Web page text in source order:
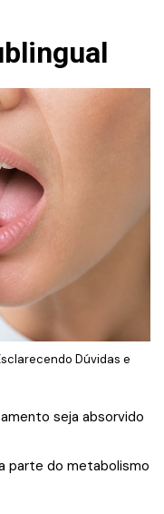
Dúvidas e
seja absorvido
parte do metabolismo